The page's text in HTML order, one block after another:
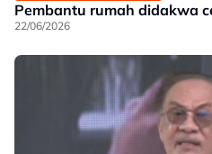
Pembantu rumah didakwa
22/06/2026